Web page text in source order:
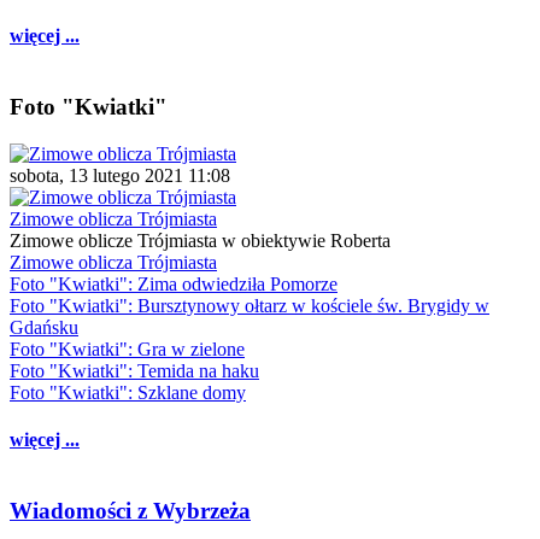
więcej ...
Foto "Kwiatki"
sobota, 13 lutego 2021 11:08
Zimowe oblicza Trójmiasta
Zimowe oblicze Trójmiasta w obiektywie Roberta
Zimowe oblicza Trójmiasta
Foto "Kwiatki": Zima odwiedziła Pomorze
Foto "Kwiatki": Bursztynowy ołtarz w kościele św. Brygidy w
Gdańsku
Foto "Kwiatki": Gra w zielone
Foto "Kwiatki": Temida na haku
Foto "Kwiatki": Szklane domy
więcej ...
Wiadomości z Wybrzeża